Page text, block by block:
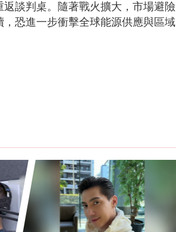
談判桌。 隨著戰火擴大，市場避險
恐進一步衝擊全球能源供應與區域